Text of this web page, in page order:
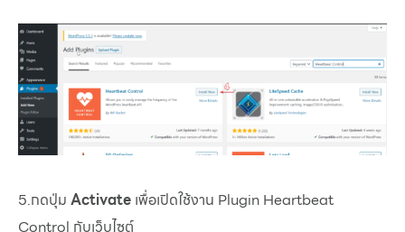
5.กดปุ่ม Activate เพื่อเปิดใช้งาน Plugin Heartbeat
Control กับเว็บไซต์